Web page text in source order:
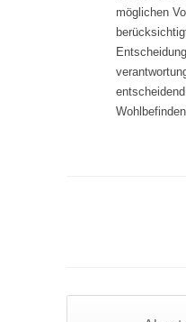
möglichen